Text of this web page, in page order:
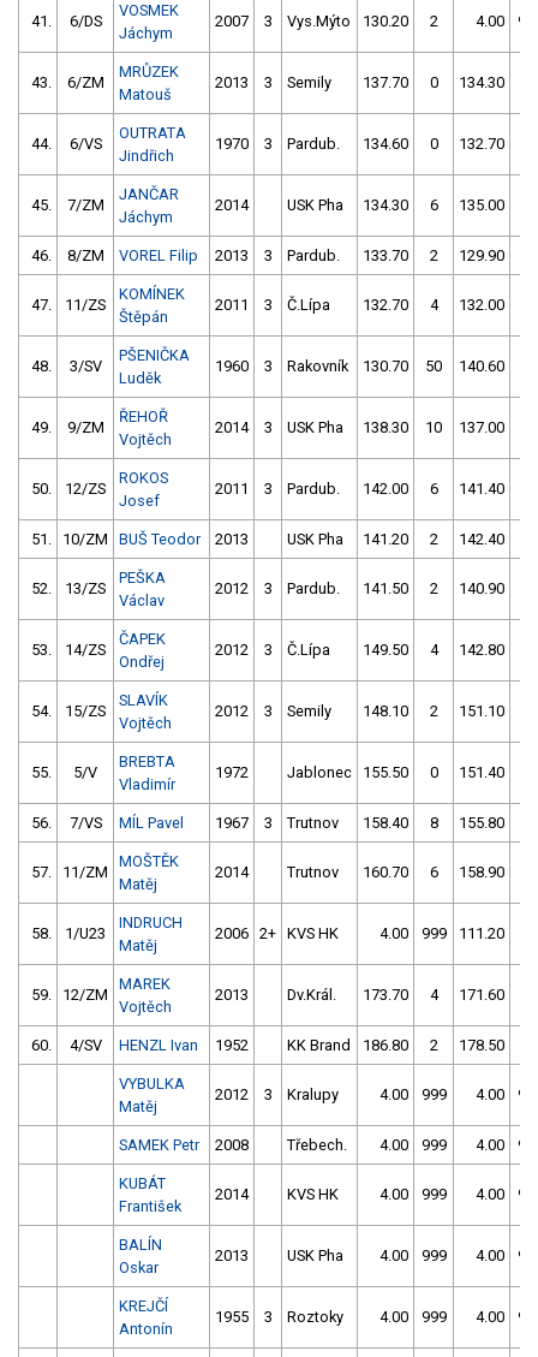
41. 6/DS
VOSMEK
Jáchym
2007 3 Vys.Mýto 130.20 2 4.00
43. 6/ZM
MRŮZEK
Matouš
2013 3 Semily 137.70 0 134.30
44. 6/VS
OUTRATA
Jindřich
1970 3 Pardub. 134.60 0 132.70
45. 7/ZM
JANČAR
Jáchym
2014 USK Pha 134.30 6 135.00
46. 8/ZM VOREL Filip 2013 3 Pardub. 133.70 2 129.90
47. 11/ZS
KOMÍNEK
Štěpán
2011 3 Č.Lípa 132.70 4 132.00
48. 3/SV
PŠENIČKA
Luděk
1960 3 Rakovník 130.70 50 140.60
49. 9/ZM
ŘEHOŘ
Vojtěch
2014 3 USK Pha 138.30 10 137.00
50. 12/ZS
ROKOS
Josef
2011 3 Pardub. 142.00 6 141.40
51. 10/ZM BUŠ Teodor 2013 USK Pha 141.20 2 142.40
52. 13/ZS
PEŠKA
Václav
2012 3 Pardub. 141.50 2 140.90
53. 14/ZS
ČAPEK
Ondřej
2012 3 Č.Lípa 149.50 4 142.80
54. 15/ZS
SLAVÍK
Vojtěch
2012 3 Semily 148.10 2 151.10
55. 5/V
BREBTA
Vladimír
1972 Jablonec 155.50 0 151.40
56. 7/VS MÍL Pavel 1967 3 Trutnov 158.40 8 155.80
57. 11/ZM
MOŠTĚK
Matěj
2014 Trutnov 160.70 6 158.90
58. 1/U23
INDRUCH
Matěj
2006 2+ KVS HK 4.00 999 111.20
59. 12/ZM
MAREK
Vojtěch
2013 Dv.Král. 173.70 4 171.60
60. 4/SV HENZL Ivan 1952 KK Brand 186.80 2 178.50
VYBULKA
Matěj
2012 3 Kralupy 4.00 999 4.00
SAMEK Petr 2008 Třebech. 4.00 999 4.00
KUBÁT
František
2014 KVS HK 4.00 999 4.00
BALÍN
Oskar
2013 USK Pha 4.00 999 4.00
KREJČÍ
Antonín
1955 3 Roztoky 4.00 999 4.00